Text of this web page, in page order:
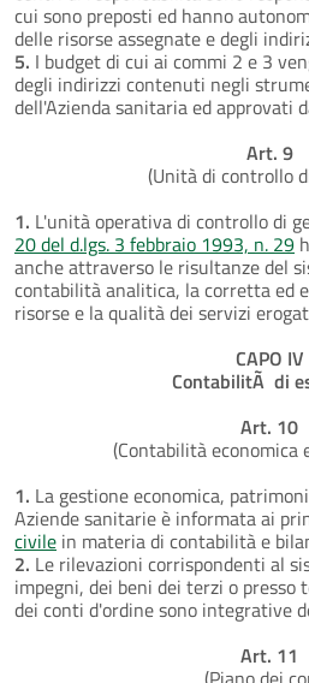
cui sono preposti ed hanno
delle risorse assegnate e degli
5. I budget di cui ai commi 2 e 3
degli indirizzi contenuti negli
dell'Azienda sanitaria ed approvati
Art. 9
(Unità di controllo
1. L'unità operativa di controllo di
20 del d.lgs. 3 febbraio 1993, n. 29
anche attraverso le risultanze del
contabilità analitica, la corretta ed
risorse e la qualità dei servizi
CAPO IV
ContabilitÃ di
Art. 10
(Contabilità economica
1. La gestione economica,
Aziende sanitarie è informata ai
civile in materia di contabilità e
2. Le rilevazioni corrispondenti al
impegni, dei beni dei terzi o
dei conti d'ordine sono integrative
Art. 11